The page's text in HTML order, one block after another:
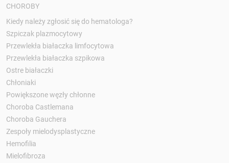
CHOROBY
Kiedy należy zgłosić się do hematologa?
Szpiczak plazmocytowy
Przewlekła białaczka limfocytowa
Przewlekła białaczka szpikowa
Ostre białaczki
Chłoniaki
Powiększone węzły chłonne
Choroba Castlemana
Choroba Gauchera
Zespoły mielodysplastyczne
Hemofilia
Mielofibroza